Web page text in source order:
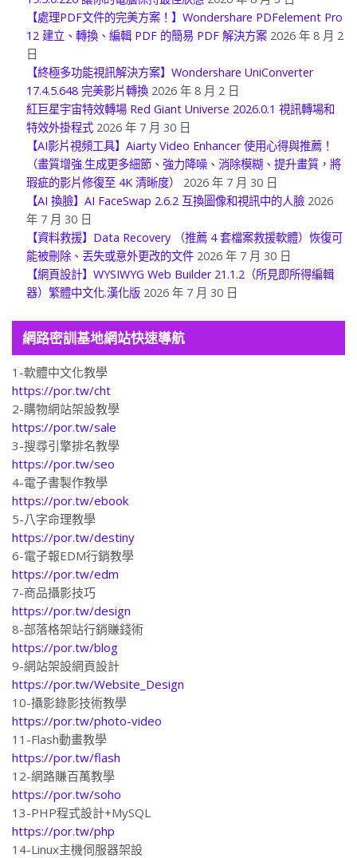
【處理PDF文件的完美方案！】Wondershare PDFelement Pro
12 建立、轉換、編輯 PDF 的簡易 PDF 解決方案 2026 年 8 月 2
日
【終極多功能視訊解決方案】Wondershare UniConverter
17.4.5.648 完美影片轉換 2026 年 8 月 2 日
紅巨星宇宙特效轉場 Red Giant Universe 2026.0.1 視訊轉場和
特效外掛程式 2026 年 7 月 30 日
【AI影片視頻工具】Aiarty Video Enhancer 使用心得與推薦！
（畫質增強.生成更多細節、強力降噪、消除模糊、提升畫質，將
瑕疵的影片修復至 4K 清晰度）
2026 年 7 月 30 日
【AI 換臉】AI FaceSwap 2.6.2 互換圖像和視訊中的人臉 2026
年 7 月 30 日
【資料救援】Data Recovery （推薦 4 套檔案救援軟體）恢復可
能被刪除、丟失或意外更改的文件 2026 年 7 月 30 日
【網頁設計】WYSIWYG Web Builder 21.1.2（所見即所得編輯
器）繁體中文化.漢化版 2026 年 7 月 30 日
網路密訓基地網站快速導航
1-軟體中文化教學
https://por.tw/cht
2-購物網站架設教學
https://por.tw/sale
3-搜尋引擎排名教學
https://por.tw/seo
4-電子書製作教學
https://por.tw/ebook
5-八字命理教學
https://por.tw/destiny
6-電子報EDM行銷教學
https://por.tw/edm
7-商品攝影技巧
https://por.tw/design
8-部落格架站行銷賺錢術
https://por.tw/blog
9-網站架設網頁設計
https://por.tw/Website_Design
10-攝影錄影技術教學
https://por.tw/photo-video
11-Flash動畫教學
https://por.tw/flash
12-網路賺百萬教學
https://por.tw/soho
13-PHP程式設計+MySQL
https://por.tw/php
14-Linux主機伺服器架設